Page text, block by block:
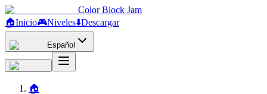
Color Block Jam
🏠Inicio🎮Niveles⬇️Descargar
Español
🏠